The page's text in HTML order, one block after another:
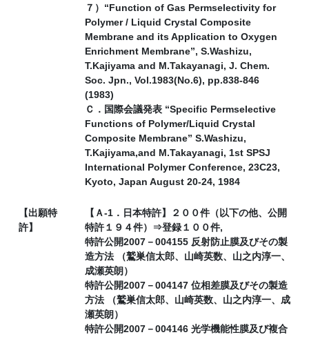
７）“Function of Gas Permselectivity for
Polymer / Liquid Crystal Composite
Membrane and its Application to Oxygen
Enrichment Membrane”, S.Washizu,
T.Kajiyama and M.Takayanagi, J. Chem.
Soc. Jpn., Vol.1983(No.6), pp.838-846
(1983)
Ｃ．国際会議発表 “Specific Permselective
Functions of Polymer/Liquid Crystal
Composite Membrane” S.Washizu,
T.Kajiyama,and M.Takayanagi, 1st SPSJ
International Polymer Conference, 23C23,
Kyoto, Japan August 20-24, 1984
【出願特
許】
【Ａ-1．日本特許】２００件（以下の他、公開
特許１９４件）⇒登録１００件,
特許公開2007－004155 反射防止膜及びその製
造方法 （鷲巣信太郎、山崎英数、山之内淳一、
成瀬英朗）
特許公開2007－004147 位相差膜及びその製造
方法 （鷲巣信太郎、山崎英数、山之内淳一、成
瀬英朗）
特許公開2007－004146 光学機能性膜及び複合